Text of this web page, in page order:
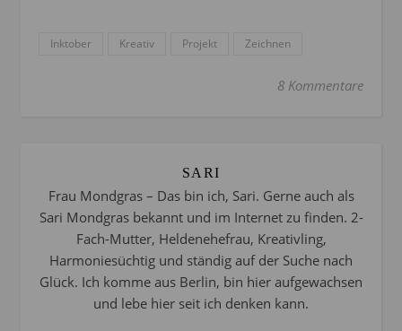
Inktober Kreativ Projekt Zeichnen
8 Kommentare
SARI
Frau Mondgras – Das bin ich, Sari. Gerne auch als
Sari Mondgras bekannt und im Internet zu finden. 2-
Fach-Mutter, Heldenehefrau, Kreativling,
Harmoniesüchtig und ständig auf der Suche nach
Glück. Ich komme aus Berlin, bin hier aufgewachsen
und lebe hier seit ich denken kann.